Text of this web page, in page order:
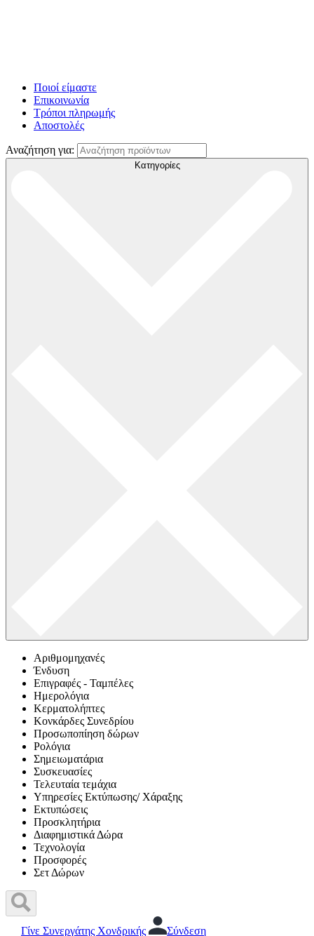
Ποιοί είμαστε
Επικοινωνία
Τρόποι πληρωμής
Αποστολές
Αναζήτηση για:
Κατηγορίες
Αριθμομηχανές
Ένδυση
Επιγραφές - Ταμπέλες
Ημερολόγια
Κερματολήπτες
Κονκάρδες Συνεδρίου
Προσωποπίηση δώρων
Ρολόγια
Σημειωματάρια
Συσκευασίες
Τελευταία τεμάχια
Υπηρεσίες Εκτύπωσης/ Χάραξης
Εκτυπώσεις
Προσκλητήρια
Διαφημιστικά Δώρα
Τεχνολογία
Προσφορές
Σετ Δώρων
Γίνε Συνεργάτης Χονδρικής Σύνδεση